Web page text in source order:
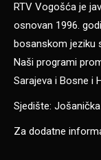
RTV Vogošća je
osnovan 1996.
bosanskom jeziku
Naši programi
Sarajeva i Bosne i
Sjedište:
Za dodatne